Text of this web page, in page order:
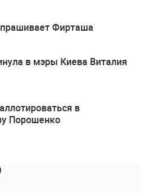
Фирташа
в мэры Киева Виталия
в
Порошенко